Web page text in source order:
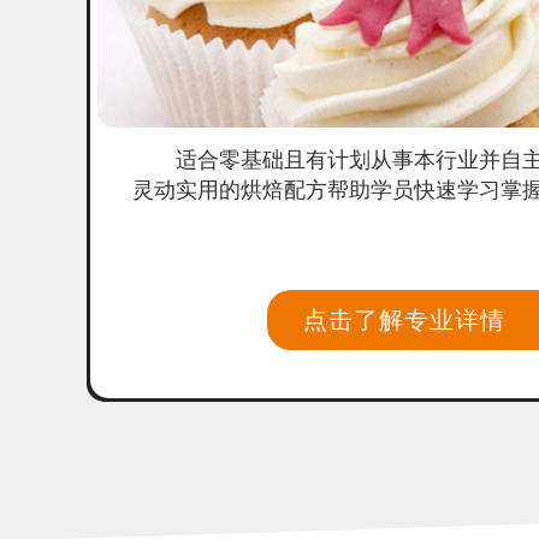
适合零基础且有计划从事本行业并自
灵动实用的烘焙配方帮助学员快速学习掌
点击了解专业详情